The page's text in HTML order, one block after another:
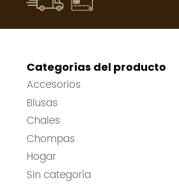
Categorías del producto
Accesorios
Blusas
Chales
Chompas
Hogar
Sin categoría